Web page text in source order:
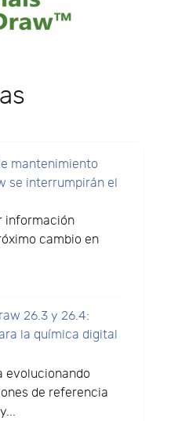
mantenimiento
se interrumpirán el
información
cambio en
26.3 y 26.4:
la química digital
evolucionando
de referencia